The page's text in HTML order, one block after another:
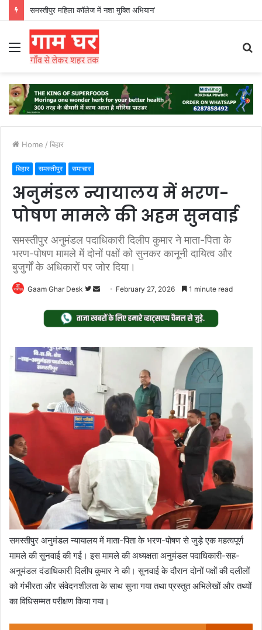
हड़ताली सफाईकर्मियों ने नगर निगम का घेराव किया’
Menu
Home / बिहार
बिहार समस्तीपुर समाचार
अनुमंडल न्यायालय में भरण-
पोषण मामले की अहम सुनवाई
समस्तीपुर अनुमंडल पदाधिकारी दिलीप कुमार ने माता-पिता के
भरण-पोषण मामले में दोनों पक्षों को सुनकर कानूनी दायित्व और
बुजुर्गों के अधिकारों पर जोर दिया।
Gaam Ghar Desk
Follow
Twitter
Send
email
February 27, 2026 1 minute read
समस्तीपुर अनुमंडल न्यायालय में माता-पिता के भरण-पोषण से जुड़े एक महत्वपूर्ण
मामले की सुनवाई की गई। इस मामले की अध्यक्षता अनुमंडल पदाधिकारी-सह-
अनुमंडल दंडाधिकारी दिलीप कुमार ने की। सुनवाई के दौरान दोनों पक्षों की दलीलों
को गंभीरता और संवेदनशीलता के साथ सुना गया तथा प्रस्तुत अभिलेखों और तथ्यों
का विधिसम्मत परीक्षण किया गया।